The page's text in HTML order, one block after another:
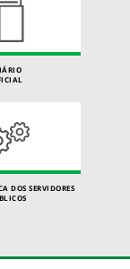
DOS SERVIDORES